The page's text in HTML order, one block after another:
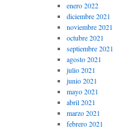
enero 2022
diciembre 2021
noviembre 2021
octubre 2021
septiembre 2021
agosto 2021
julio 2021
junio 2021
mayo 2021
abril 2021
marzo 2021
febrero 2021